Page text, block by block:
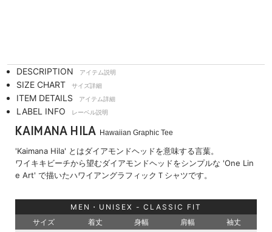
DESCRIPTION アイテム説明
SIZE CHART サイズ詳細
ITEM DETAILS アイテム詳細
LABEL INFO レーベル説明
KAIMANA HILA Hawaiian Graphic Tee
'Kaimana Hila' とはダイアモンドヘッドを意味する言葉。
ワイキキビーチから望むダイアモンドヘッドをシンプルな 'One Lin
e Art' で描いたハワイアングラフィックＴシャツです。
MEN・UNISEX - CLASSIC FIT
サイズ
着丈 身幅 肩幅
袖丈